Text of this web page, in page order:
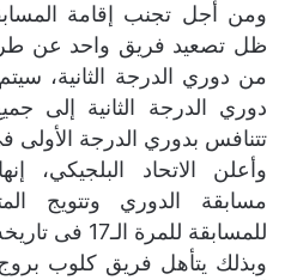
ظل تصعيد فريق واحد عن
من دوري الدرجة الثانية،
تتنافس بدوري الدرجة
مسابقة الدوري وتتويج
للمسابقة للمرة الـ17 فى تاريخه.
وبذلك يتأهل فريق كلوب